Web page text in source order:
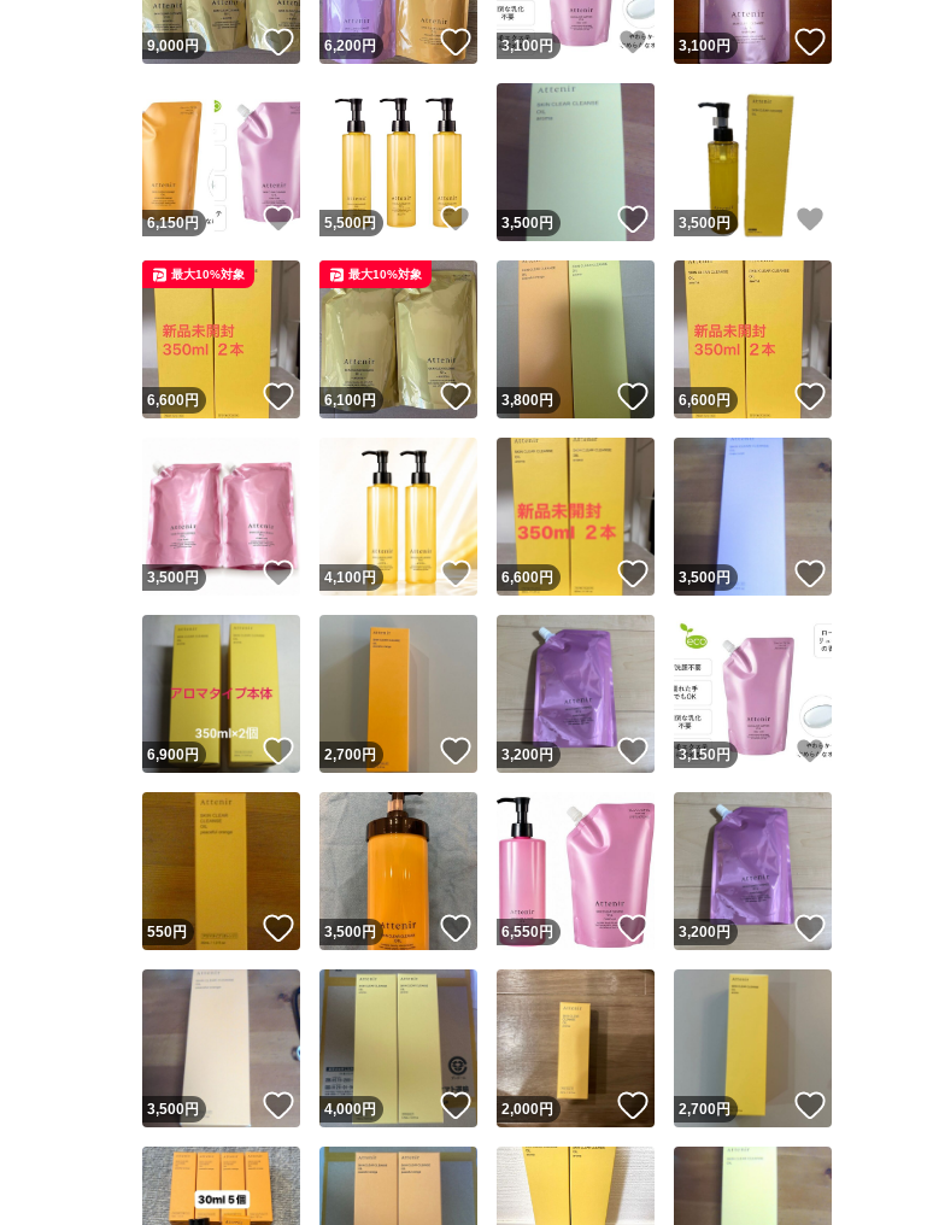
ユーザーの実績について
Yahoo!フリマが定めた一定の基準を満たしたユーザーにバッ
安心取引出品者
安心取引出品者 Yahoo!フリマの基準をクリアした安心
取引実績
取引実績◯+ このユーザーはYahoo!フリマの取引を
他フリマ実績◯+ このユーザーは他フリマサービスでの
スピード&安心発送
※このバッジは実績に基づく表示であり、発送を保証しているものでは
スピード＆安心発送
このユーザーは高頻度で24時間以内＆
ます
スピード発送 このユーザーは高頻度で24時間以内に
このユーザーは設定した発送日数内に
この商品の情報をコピーしま
商品画像の 無断転載は禁止 されています
コピーは 1商品につき1回 です
出品ページへ
キャンセル
9,000円 いいね！
6,200円 いいね！
3,100 円 いいね！
3,100円
6,150円 いいね！
5,500円 いいね！
3,500円 いいね！
3,500円
6,600円 いいね！
最大10%対象
6,100円 いいね！
最大10%対象
3,800円 いいね！
6,600円
3,500円 いいね！
4,100円 いいね！
6,600円 いいね！
3,500円
6,900円 いいね！
2,700円 いいね！
3,200円 いいね！
3,150 円 いいね！
550円 いいね！
3,500円 いいね！
6,550円 いいね！
3,200円
3,500円 いいね！
4,000円 いいね！
2,000円 いいね！
2,700円